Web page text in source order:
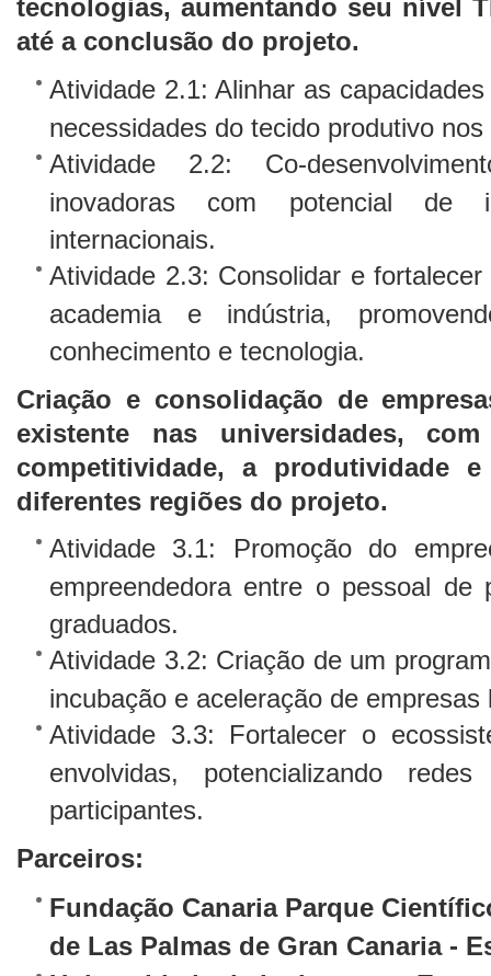
tecnologias, aumentando seu nível
até a conclusão do projeto.
Atividade 2.1: Alinhar as
necessidades do tecido produtivo
Atividade 2.2: Co-
inovadoras com potencial de
internacionais.
Atividade 2.3: Consolidar e
academia e indústria,
conhecimento e tecnologia.
Criação e consolidação de
existente nas universidades,
competitividade, a produtividade
diferentes regiões do projeto.
Atividade 3.1: Promoção do
empreendedora entre o pessoal de
graduados.
Atividade 3.2: Criação de um
incubação e aceleração de
Atividade 3.3: Fortalecer o
envolvidas, potencializando
participantes.
Parceiros:
Fundação Canaria Parque
de Las Palmas de Gran Canaria -